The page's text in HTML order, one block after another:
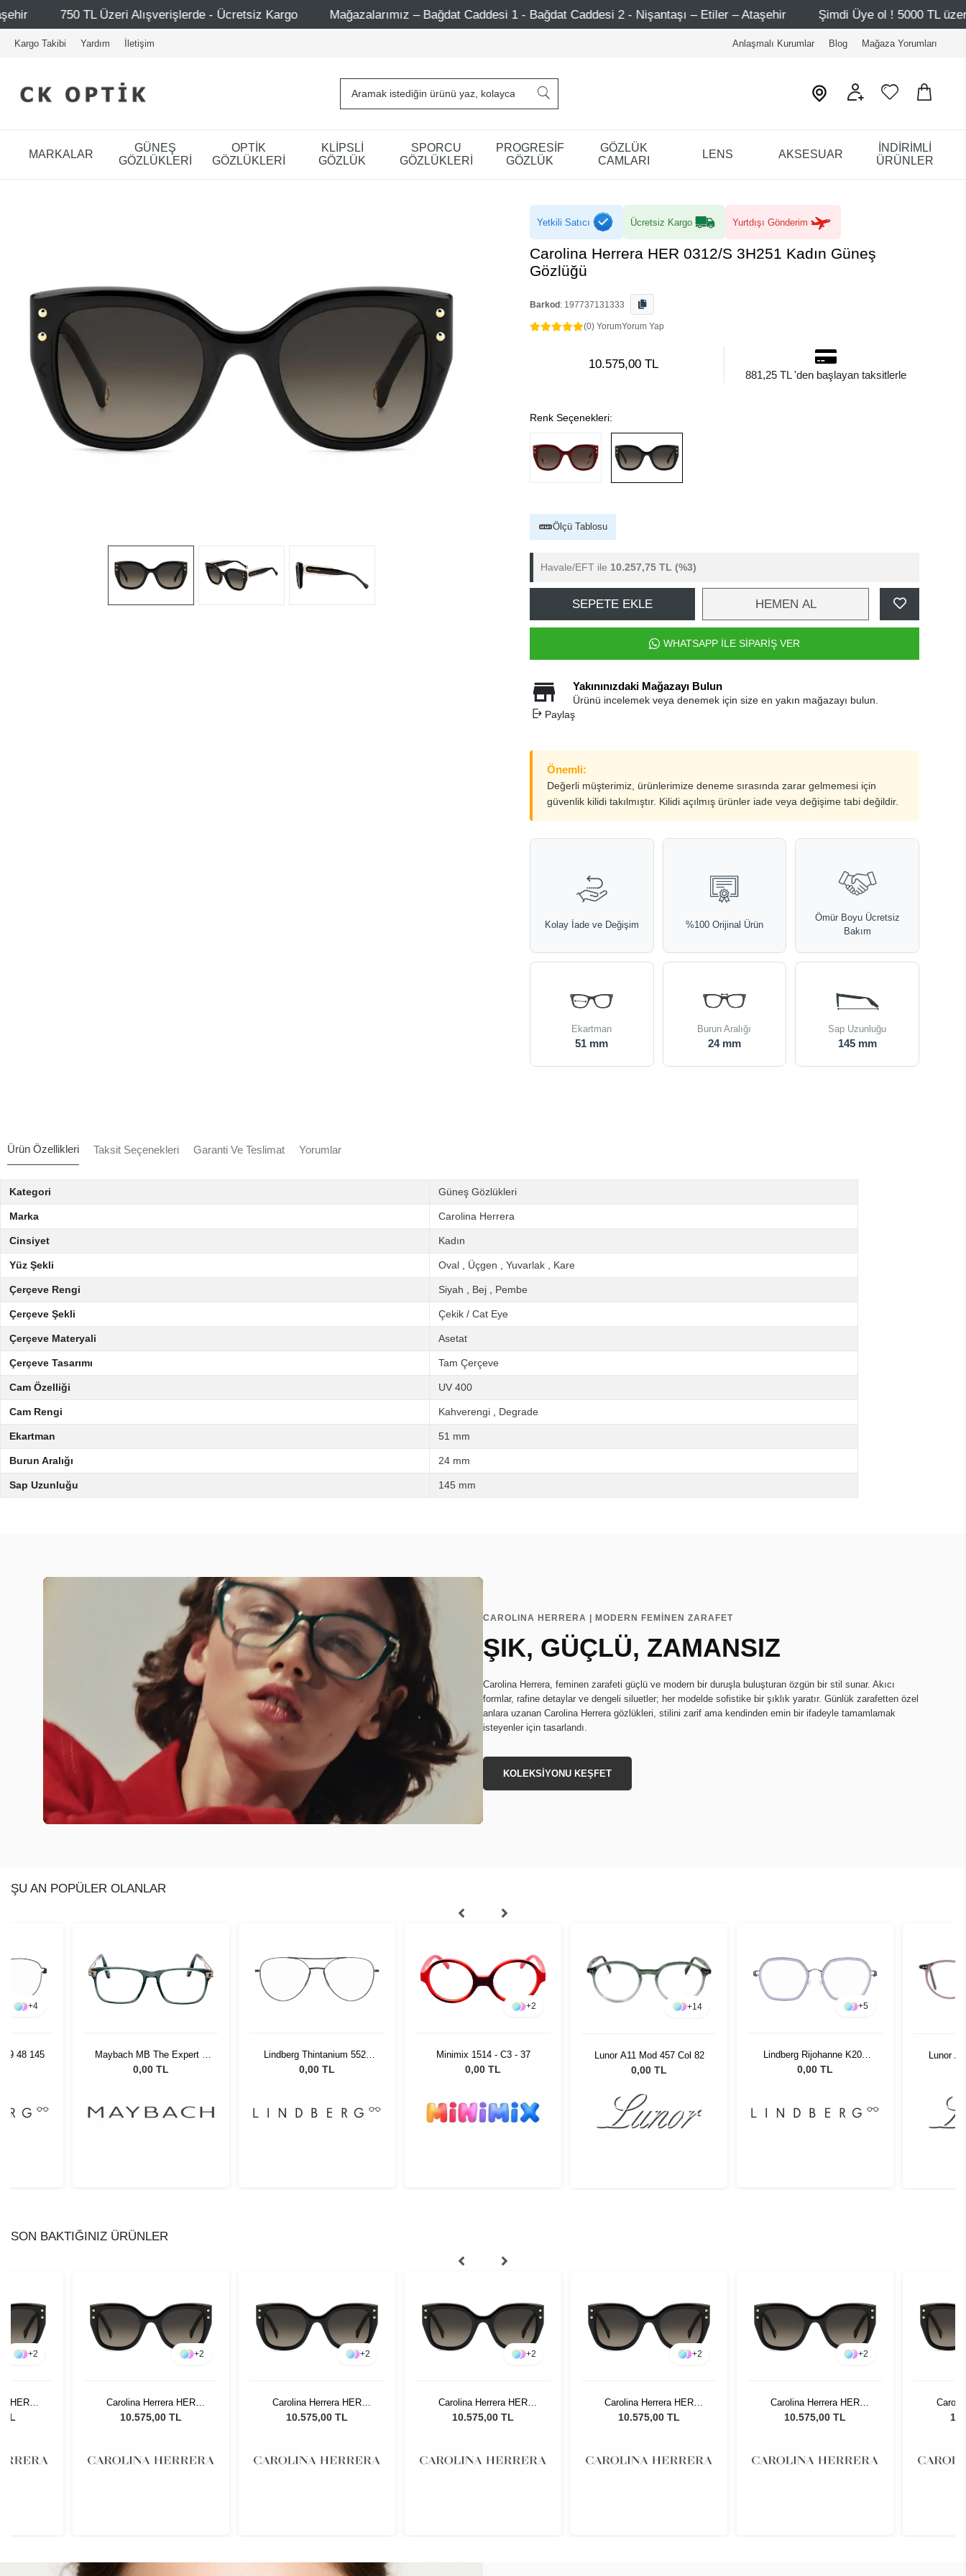
Alışverişlerde - Ücretsiz Kargo Mağazalarımız – Bağdat Caddesi 1 - Bağdat Caddesi 2 - Nişantaşı – Etiler – Ataşehir Şimdi Üye ol ! 5000 TL üzeri ilk alışverişinde
Kargo Takibi Yardım İletişim Anlaşmalı Kurumlar Blog Mağaza Yorumları
MARKALAR
GÜNEŞ
GÖZLÜKLERİ
OPTİK
GÖZLÜKLERİ
KLİPSLİ
GÖZLÜK
SPORCU
GÖZLÜKLERİ
PROGRESİF
GÖZLÜK
GÖZLÜK
CAMLARI
LENS AKSESUAR
İNDİRİMLİ
ÜRÜNLER
Yetkili Satıcı Ücretsiz Kargo Yurtdışı Gönderim
Carolina Herrera HER 0312/S 3H251 Kadın Güneş
Gözlüğü
Barkod : 197737131333
(0) YorumYorum Yap
10.575,00 TL
881,25 TL 'den başlayan taksitlerle
Renk Seçenekleri:
Ölçü Tablosu
Havale/EFT ile 10.257,75 TL (%3)
SEPETE EKLE HEMEN AL
WHATSAPP İLE SİPARİŞ VER
Yakınınızdaki Mağazayı Bulun
Ürünü incelemek veya denemek için size en yakın mağazayı bulun.
Paylaş
Önemli:
Değerli müşterimiz, ürünlerimize deneme sırasında zarar gelmemesi için
güvenlik kilidi takılmıştır. Kilidi açılmış ürünler iade veya değişime tabi değildir.
Kolay İade ve Değişim %100 Orijinal Ürün
Ömür Boyu Ücretsiz
Bakım
Ekartman
51 mm
Burun Aralığı
24 mm
Sap Uzunluğu
145 mm
Ürün Özellikleri Taksit Seçenekleri Garanti Ve Teslimat Yorumlar
Kategori Güneş Gözlükleri
Marka Carolina Herrera
Cinsiyet Kadın
Yüz Şekli Oval Üçgen Yuvarlak Kare
Çerçeve Rengi Siyah Bej Pembe
Çerçeve Şekli Çekik / Cat Eye
Çerçeve Materyali Asetat
Çerçeve Tasarımı Tam Çerçeve
Cam Özelliği UV 400
Cam Rengi Kahverengi Degrade
Ekartman 51 mm
Burun Aralığı 24 mm
Sap Uzunluğu 145 mm
CAROLINA HERRERA | MODERN FEMİNEN ZARAFET
ŞIK, GÜÇLÜ, ZAMANSIZ
Carolina Herrera, feminen zarafeti güçlü ve modern bir duruşla buluşturan özgün bir stil sunar. Akıcı
formlar, rafine detaylar ve dengeli siluetler; her modelde sofistike bir şıklık yaratır. Günlük zarafetten özel
anlara uzanan Carolina Herrera gözlükleri, stilini zarif ama kendinden emin bir ifadeyle tamamlamak
isteyenler için tasarlandı.
KOLEKSİYONU KEŞFET
ŞU AN POPÜLER OLANLAR
+4
48 145
Maybach MB The Expert II
CHG-ABE-Z26 54-18
0,00 TL
Lindberg Thintanium 5529
U9 52 140
0,00 TL
+2
Minimix 1514 - C3 - 37
0,00 TL
+14
Lunor A11 Mod 457 Col 82
0,00 TL
+5
Lindberg Rijohanne K208
P10 47
0,00 TL
Lunor
SON BAKTIĞINIZ ÜRÜNLER
+2
HER
Güneş
TL
+2
Carolina Herrera HER
0312/S 3H251 Kadın Güneş
10.575,00 TL
+2
Carolina Herrera HER
0312/S 3H251 Kadın Güneş
10.575,00 TL
+2
Carolina Herrera HER
0312/S 3H251 Kadın Güneş
10.575,00 TL
+2
Carolina Herrera HER
0312/S 3H251 Kadın Güneş
10.575,00 TL
+2
Carolina Herrera HER
0312/S 3H251 Kadın Güneş
10.575,00 TL
0312/S